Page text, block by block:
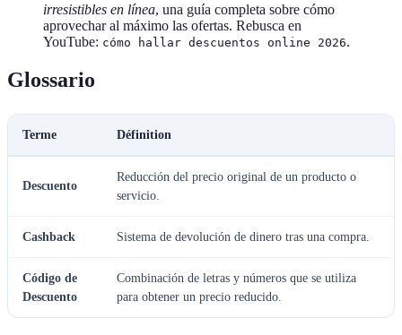
irresistibles en línea, una guía completa sobre cómo
aprovechar al máximo las ofertas. Rebusca en
YouTube: cómo hallar descuentos online 2026.
Glossario
Terme Définition
Descuento
Reducción del precio original de un producto o
servicio.
Cashback Sistema de devolución de dinero tras una compra.
Código de
Descuento
Combinación de letras y números que se utiliza
para obtener un precio reducido.